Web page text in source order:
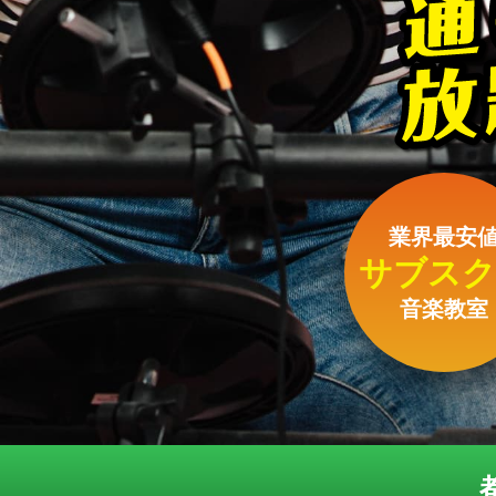
業界最安
サブス
音楽教室